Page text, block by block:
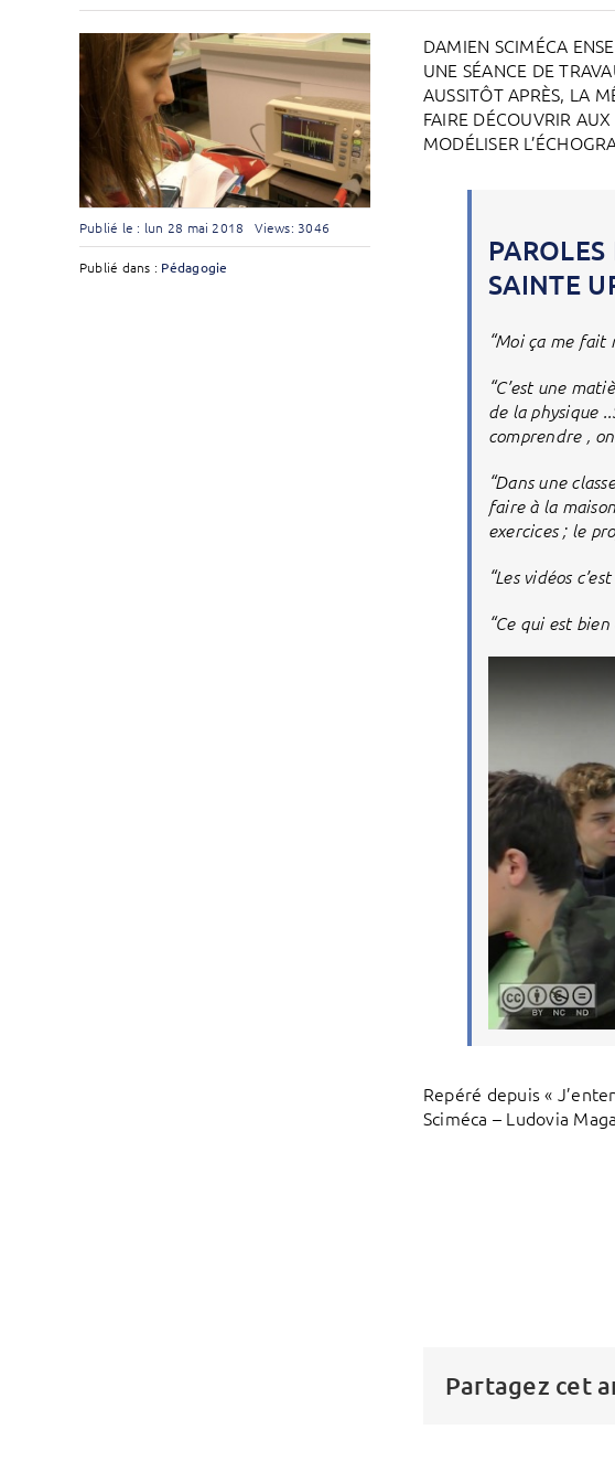
Publié le : lun 28 mai 2018 Views: 3046
Publié dans : Pédagogie
DAMIEN SCIMÉCA
UNE SÉANCE DE
AUSSITÔT APRÈS, LA
FAIRE DÉCOUVRIR
MODÉLISER
SAINTE
“Moi ça me fait
“C’est une
de la physique
comprendre ,
“Dans une
faire à la
exercices ; le
“Les vidéos
“Ce qui est
Repéré depuis «
Sciméca – Ludovia
Partagez cet